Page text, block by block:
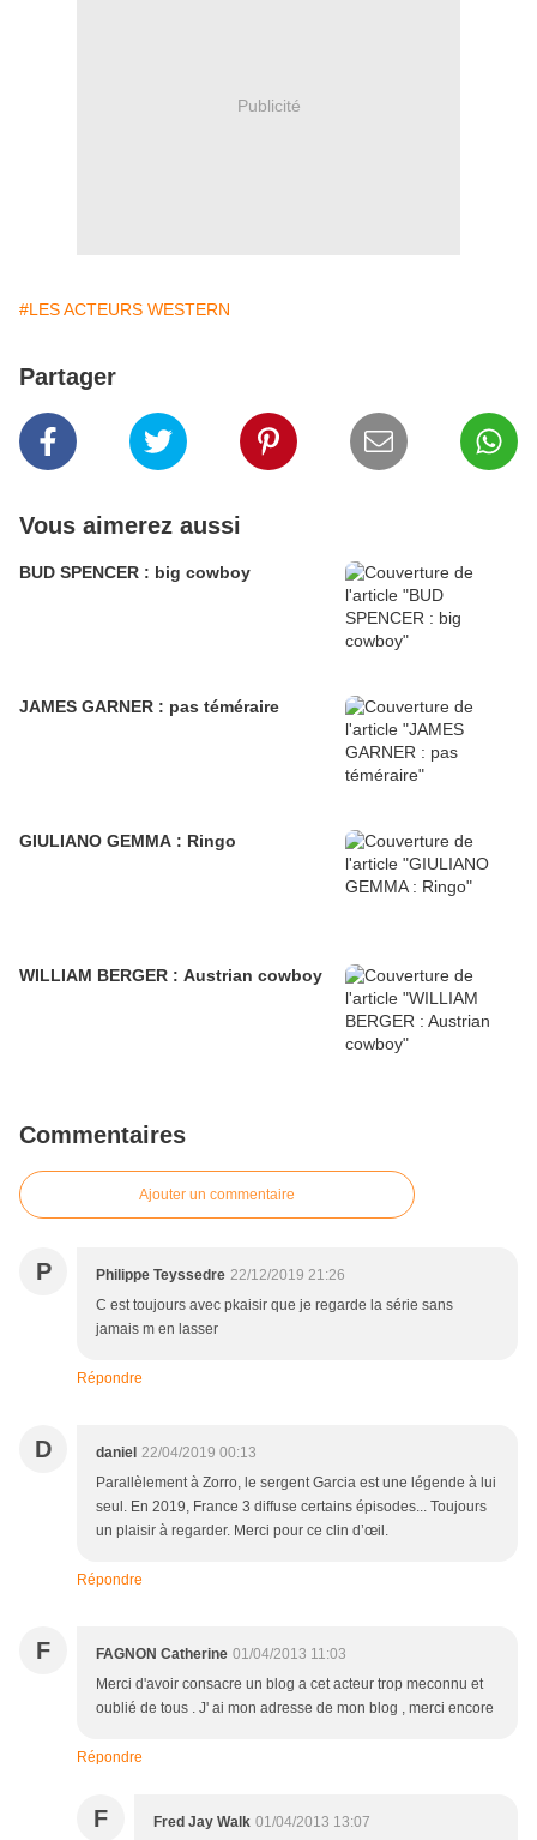
Publicité
#LES ACTEURS WESTERN
Partager
Vous aimerez aussi
BUD SPENCER : big cowboy
JAMES GARNER : pas téméraire
GIULIANO GEMMA : Ringo
WILLIAM BERGER : Austrian cowboy
Commentaires
Ajouter un commentaire
P Philippe Teyssedre 22/12/2019 21:26
C est toujours avec pkaisir que je regarde la série sans
jamais m en lasser
Répondre
D daniel 22/04/2019 00:13
Parallèlement à Zorro, le sergent Garcia est une légende à lui
seul. En 2019, France 3 diffuse certains épisodes... Toujours
un plaisir à regarder. Merci pour ce clin d’œil.
Répondre
F FAGNON Catherine 01/04/2013 11:03
Merci d'avoir consacre un blog a cet acteur trop meconnu et
oublié de tous . J' ai mon adresse de mon blog , merci encore
Répondre
F Fred Jay Walk 01/04/2013 13:07